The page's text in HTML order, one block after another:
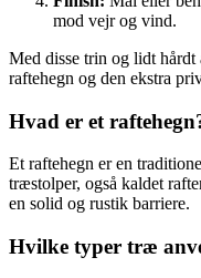
mod vejr og vind.
Med disse trin og lidt
raftehegn og den ekstra
Hvad er et
Et raftehegn er en
træstolper, også kaldet
en solid og rustik barriere.
Hvilke typer træ